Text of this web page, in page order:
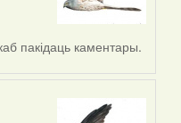
пакідаць каментары.